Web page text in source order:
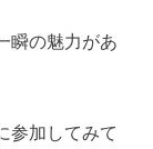
瞬の魅力があ
参加してみて